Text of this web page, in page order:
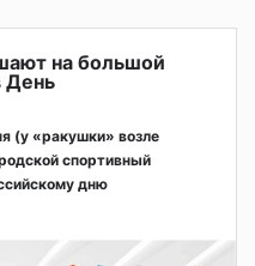
на большой
День
(у «ракушки» возле
спортивный
дню